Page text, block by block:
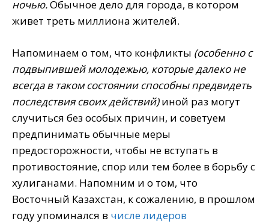
ночью.Обычное дело для города, в котором
живет треть миллиона жителей.
Напоминаем о том, что конфликты (особенно с
подвыпившей молодежью, которые далеко не
всегда в таком состоянии способны предвидеть
последствия своих действий)иной раз могут
случиться без особых причин, и советуем
предпинимать обычные меры
предосторожности, чтобы не вступать в
противостояние, спор или тем более в борьбу с
хулиганами. Напомним и о том, что
Восточный Казахстан, к сожалению, в прошлом
году упоминался в числе лидеров